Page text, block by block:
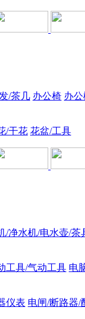
/茶几 办公椅 办
/干花 花盆/工具
/净水机/电水壶/茶
工具/气动工具 电
仪表 电闸/断路器/